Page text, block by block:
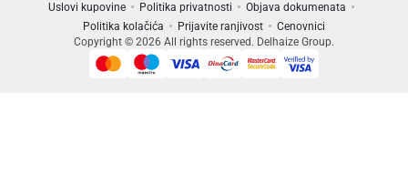
Uslovi kupovine Politika privatnosti
Objava dokumenata
Politika kolačića
Prijavite ranjivost
Cenovnici
Copyright © 2026 All rights reserved. Delhaize Group.